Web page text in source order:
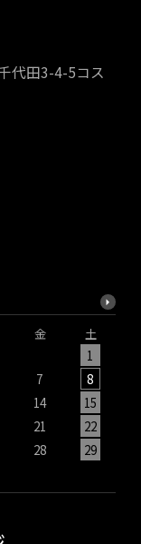
代田3-4-5コス
金
土
1
7
8
14
15
21
22
28
29